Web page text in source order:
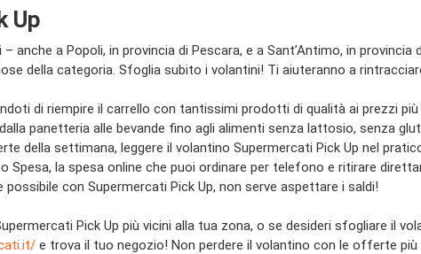
Up
anche a Popoli, in provincia di Pescara, e a Sant’Antimo, in
della categoria. Sfoglia subito i volantini! Ti aiuteranno a
di riempire il carrello con tantissimi prodotti di qualità ai prezzi
panetteria alle bevande fino agli alimenti senza lattosio, senza
della settimana, leggere il volantino Supermercati Pick Up nel
la spesa online che puoi ordinare per telefono e ritirare
con Supermercati Pick Up, non serve aspettare i saldi!
Pick Up più vicini alla tua zona, o se desideri sfogliare il
e trova il tuo negozio! Non perdere il volantino con le offerte